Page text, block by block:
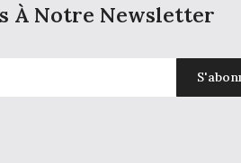
À Notre Newsletter